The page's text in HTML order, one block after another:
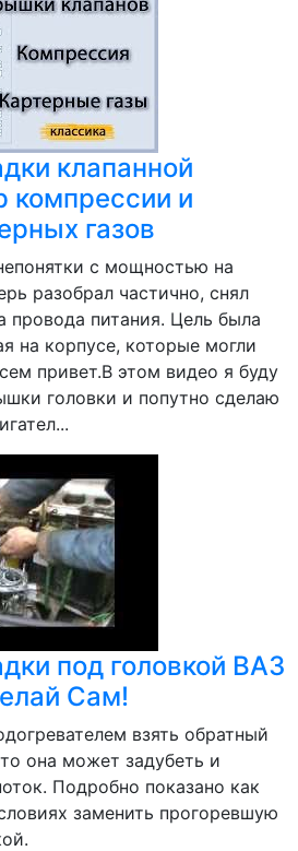
клапанной
и
газов
с мощностью на
разобрал частично, снял
провода питания. Цель была
на корпусе, которые могли
привет.В этом видео я буду
головки и попутно сделаю
под головкой ВАЗ
Сам!
взять обратный
она может задубеть и
Подробно показано как
заменить прогоревшую